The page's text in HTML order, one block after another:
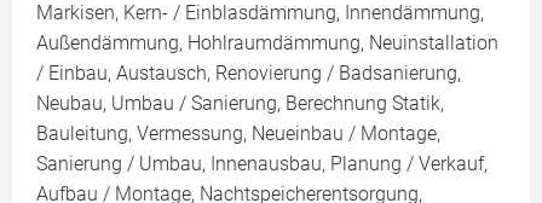
Markisen, Kern- / Einblasdämmung, Innendämmung,
Außendämmung, Hohlraumdämmung, Neuinstallation
/ Einbau, Austausch, Renovierung / Badsanierung,
Neubau, Umbau / Sanierung, Berechnung Statik,
Bauleitung, Vermessung, Neueinbau / Montage,
Sanierung / Umbau, Innenausbau, Planung / Verkauf,
Aufbau / Montage, Nachtspeicherentsorgung,